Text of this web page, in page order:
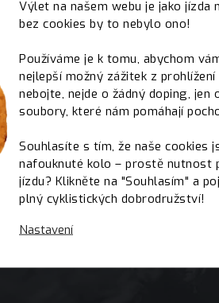
Výlet na našem webu je jako jízda
bez cookies by to nebylo ono!
Používáme je k tomu, abychom
nejlepší možný zážitek z
nebojte, nejde o žádný doping, jen
soubory, které nám pomáhají
Souhlasíte s tím, že naše cookies
nafouknuté kolo – prostě nutnost
jízdu? Klikněte na "Souhlasím" a
plný cyklistických dobrodružství!
Nastavení